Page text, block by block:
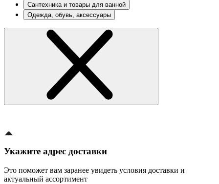
Сантехника и товары для ванной
Одежда, обувь, аксессуары
Укажите адрес доставки
Это поможет вам заранее увидеть условия доставки и
актуальный ассортимент